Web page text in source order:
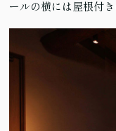
ールの横には屋根付